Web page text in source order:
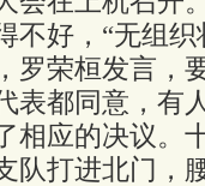
不好，“无组
罗荣桓发言，
表都同意，有
相应的决议。
队打进北门，